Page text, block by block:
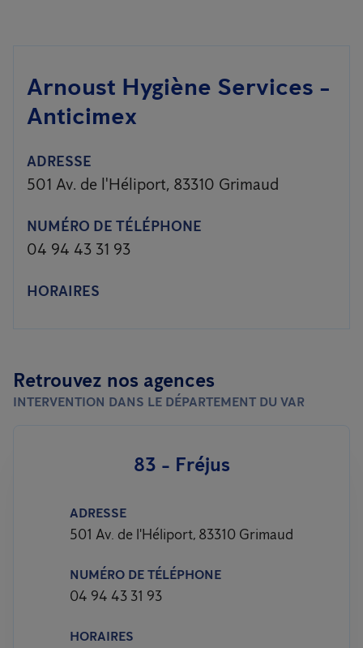
Arnoust Hygiène Services -
Anticimex
ADRESSE
501 Av. de l'Héliport, 83310 Grimaud
NUMÉRO DE TÉLÉPHONE
04 94 43 31 93
HORAIRES
Retrouvez nos agences
INTERVENTION DANS LE DÉPARTEMENT DU VAR
83 - Fréjus
ADRESSE
501 Av. de l'Héliport, 83310 Grimaud
NUMÉRO DE TÉLÉPHONE
04 94 43 31 93
HORAIRES